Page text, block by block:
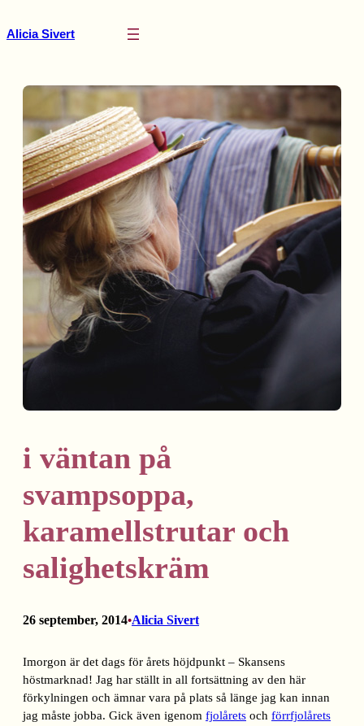
till
Alicia Sivert
i väntan på
svampsoppa,
karamellstrutar och
salighetskräm
26 september, 2014•Alicia Sivert
Imorgon är det dags för årets höjdpunkt – Skansens
höstmarknad! Jag har ställt in all fortsättning av den här
förkylningen och ämnar vara på plats så länge jag kan innan
jag måste jobba. Gick även igenom fjolårets och förrfjolårets